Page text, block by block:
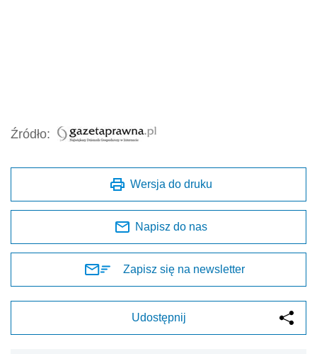
Źródło:
Wersja do druku
Napisz do nas
Zapisz się na newsletter
Udostępnij